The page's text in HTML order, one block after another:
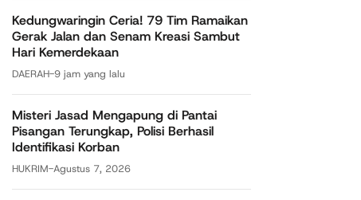
Kedungwaringin Ceria! 79 Tim Ramaikan
Gerak Jalan dan Senam Kreasi Sambut
Hari Kemerdekaan
DAERAH-9 jam yang lalu
Misteri Jasad Mengapung di Pantai
Pisangan Terungkap, Polisi Berhasil
Identifikasi Korban
HUKRIM-Agustus 7, 2026